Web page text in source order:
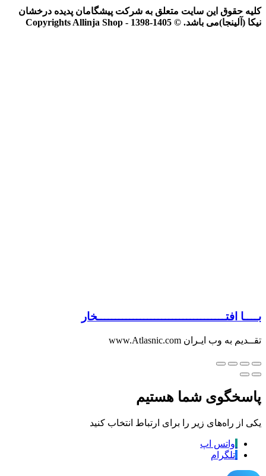
کلیه حقوق این سایت متعلق به شرکت پیشگامان پدیده درخشان
نیکا (آلینجا)می باشد. © Copyrights Allinja Shop - 1398-1405
بــــا افتــــــــــــــــــــــــــــــــــــخار
تقــدیم به وب ایـران www.Atlasnic.com
پاسخگوی شما هستیم
یکی از راه‌های زیر را برای ارتباط انتخاب کنید
واتس اپ
تلگرام